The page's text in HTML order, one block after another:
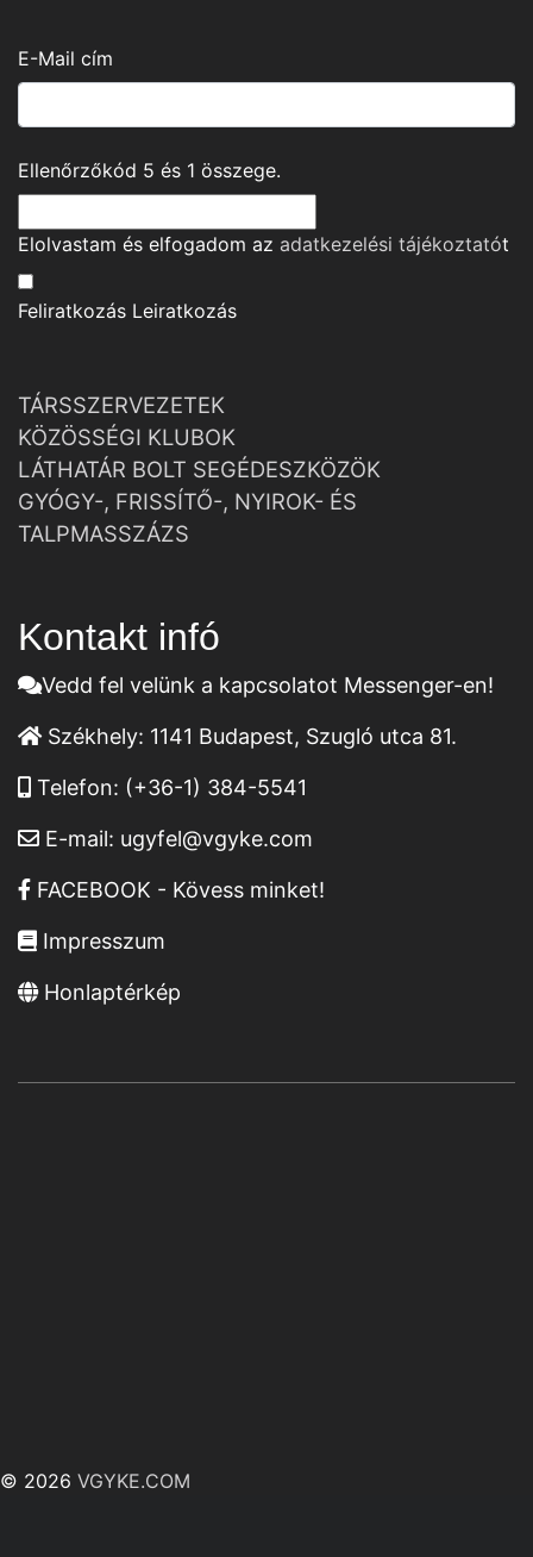
E-Mail cím
Ellenőrzőkód 5 és 1 összege.
Elolvastam és elfogadom az adatkezelési tájékoztatót
Feliratkozás Leiratkozás
TÁRSSZERVEZETEK
KÖZÖSSÉGI KLUBOK
LÁTHATÁR BOLT SEGÉDESZKÖZÖK
GYÓGY-, FRISSÍTŐ-, NYIROK- ÉS
TALPMASSZÁZS
Kontakt infó
Vedd fel velünk a kapcsolatot Messenger-en!
Székhely: 1141 Budapest, Szugló utca 81.
Telefon: (+36-1) 384-5541
E-mail: ugyfel@vgyke.com
FACEBOOK - Kövess minket!
Impresszum
Honlaptérkép
© 2026 VGYKE.COM